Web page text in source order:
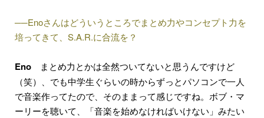
──Enoさんはどういうところでまとめ力やコンセプト力を
培ってきて、S.A.R.に合流を？
Eno
まとめ力とかは全然ついてないと思うんですけど
（笑）、でも中学生ぐらいの時からずっとパソコンで一人
で音楽作ってたので、そのままって感じですね。ボブ・マ
ーリーを聴いて、「音楽を始めなければいけない」みたい